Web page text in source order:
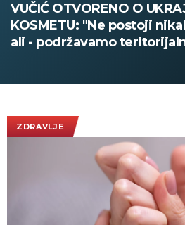
ZELENSKI STIGAO U
DOČEKALA GA
ĐEDOVIĆ HANDANOVIĆ:
ZDRAVLJE